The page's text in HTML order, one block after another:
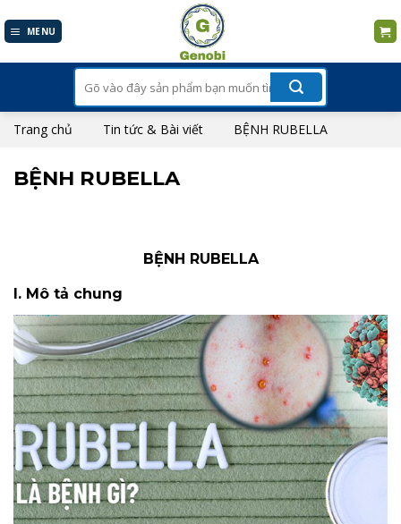
to
MENU
kiếm:
Trang chủ Tin tức & Bài viết BỆNH RUBELLA
BỆNH RUBELLA
BỆNH RUBELLA
I. Mô tả chung